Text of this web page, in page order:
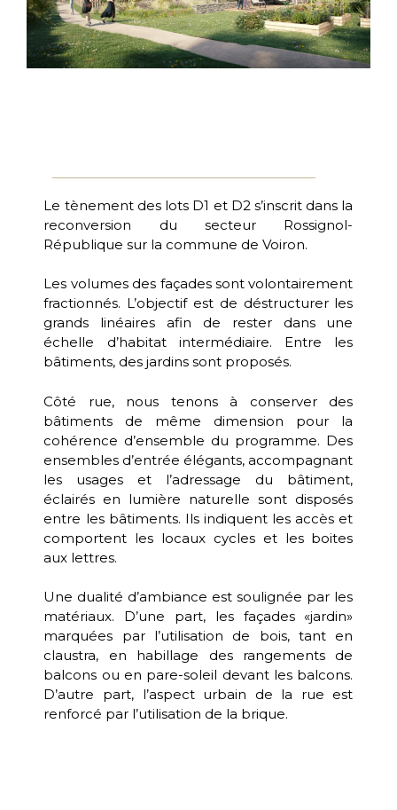
Le tènement des lots D1 et D2 s’inscrit dans la
reconversion du secteur Rossignol-
République sur la commune de Voiron.
Les volumes des façades sont volontairement
fractionnés. L’objectif est de déstructurer les
grands linéaires afin de rester dans une
échelle d’habitat intermédiaire. Entre les
bâtiments, des jardins sont proposés.
Côté rue, nous tenons à conserver des
bâtiments de même dimension pour la
cohérence d’ensemble du programme. Des
ensembles d’entrée élégants, accompagnant
les usages et l’adressage du bâtiment,
éclairés en lumière naturelle sont disposés
entre les bâtiments. Ils indiquent les accès et
comportent les locaux cycles et les boites
aux lettres.
Une dualité d’ambiance est soulignée par les
matériaux. D’une part, les façades «jardin»
marquées par l’utilisation de bois, tant en
claustra, en habillage des rangements de
balcons ou en pare-soleil devant les balcons.
D’autre part, l’aspect urbain de la rue est
renforcé par l’utilisation de la brique.